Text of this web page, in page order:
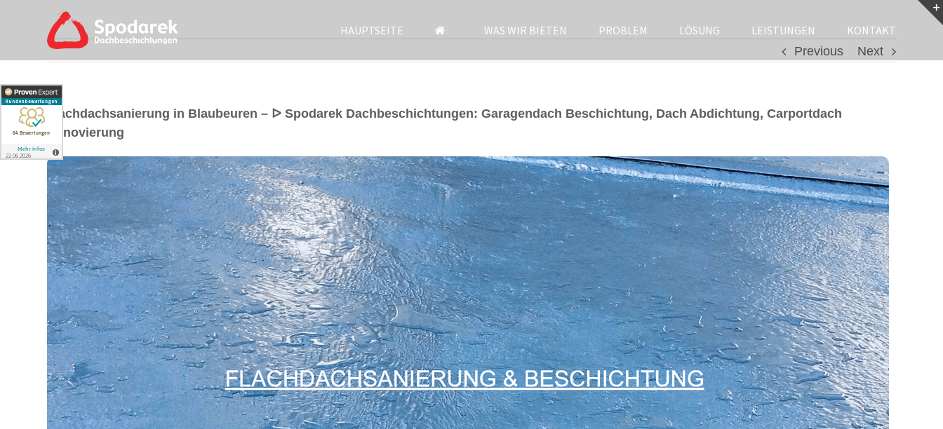
HAUPTSEITE WAS WIR BIETEN PROBLEM LÖSUNG LEISTUNGEN
KONTAKT
Previous
Next
Flachdachsanierung in Blaubeuren – ᐅ Spodarek Dachbeschichtungen: Garagendach Beschichtung, Dach Abdichtung, Carportdach
Renovierung